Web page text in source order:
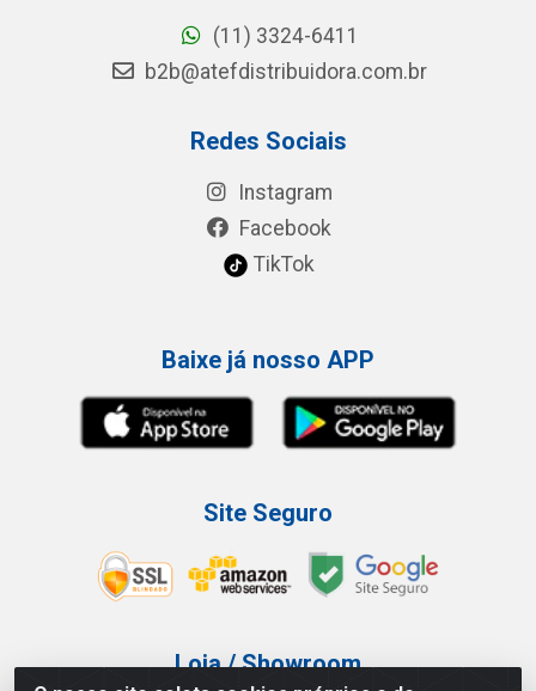
(11) 3324-6411
b2b@atefdistribuidora.com.br
Redes Sociais
Instagram
Facebook
TikTok
Baixe já nosso APP
Site Seguro
Loja / Showroom